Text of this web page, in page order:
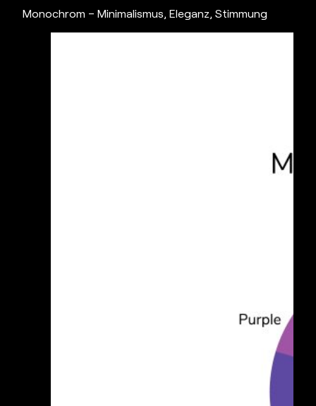
Monochrom – Minimalismus, Eleganz, Stimmung